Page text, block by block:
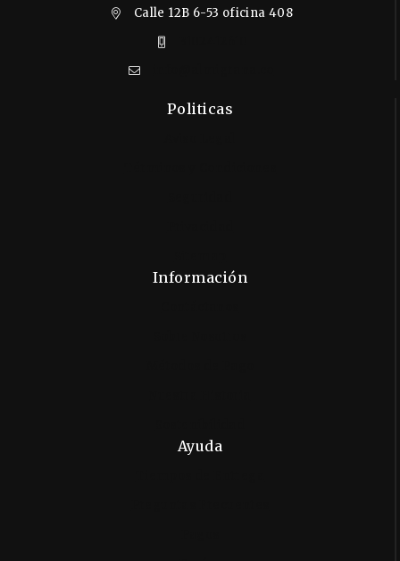
Calle 12B 6-53 oficina 408
Politicas
Información
Ayuda